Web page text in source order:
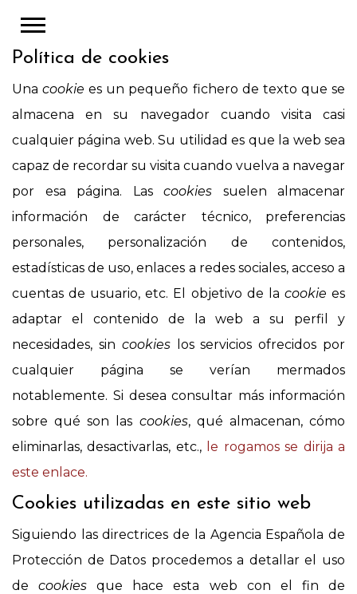
Política de cookies
Unacookie es un pequeño fichero de texto que se
almacena en su navegador cuando visita casi
cualquier página web. Su utilidad es que la web sea
capaz de recordar su visita cuando vuelva a navegar
por esa página. Las cookies suelen almacenar
información de carácter técnico, preferencias
personales, personalización de contenidos,
estadísticas de uso, enlaces a redes sociales, acceso a
cuentas de usuario, etc. El objetivo de la cookie es
adaptar el contenido de la web a su perfil y
necesidades, sin cookieslos servicios ofrecidos por
cualquier página se verían mermados
notablemente. Si desea consultar más información
sobre qué son las cookies, qué almacenan, cómo
eliminarlas, desactivarlas, etc., le rogamos se dirija a
este enlace.
Cookies utilizadas en este sitio web
Siguiendo las directrices de la Agencia Española de
Protección de Datos procedemos a detallar el uso
decookies que hace esta web con el fin de